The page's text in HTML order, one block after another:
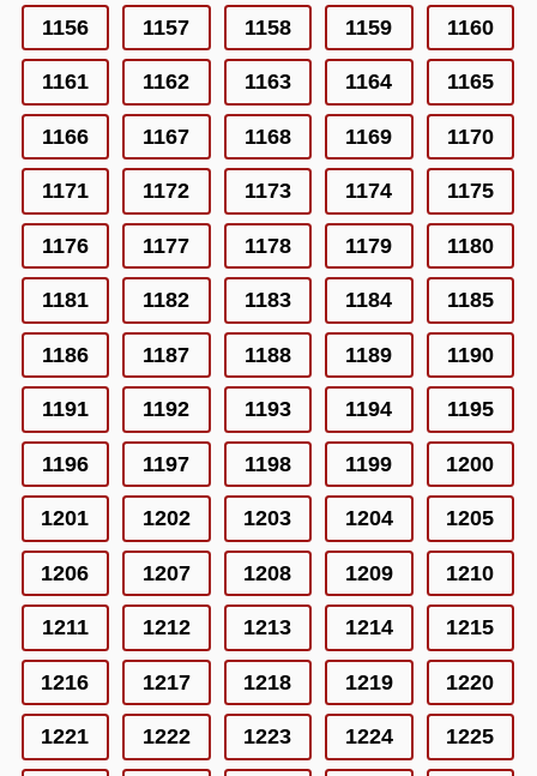
1156 1157 1158 1159 1160
1161 1162 1163 1164 1165
1166 1167 1168 1169 1170
1171 1172 1173 1174 1175
1176 1177 1178 1179 1180
1181 1182 1183 1184 1185
1186 1187 1188 1189 1190
1191 1192 1193 1194 1195
1196 1197 1198 1199 1200
1201 1202 1203 1204 1205
1206 1207 1208 1209 1210
1211 1212 1213 1214 1215
1216 1217 1218 1219 1220
1221 1222 1223 1224 1225